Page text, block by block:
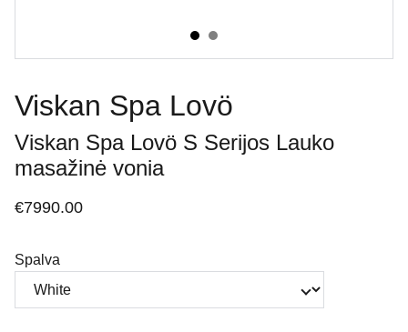
Viskan Spa Lovö
Viskan Spa Lovö S Serijos Lauko
masažinė vonia
€7990.00
Spalva